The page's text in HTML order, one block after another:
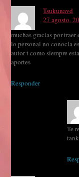
Tsukunavd
27 agosto,
muchas gracias por
lo personal no conocia
autor t como siempre
aportes
Responder
Te